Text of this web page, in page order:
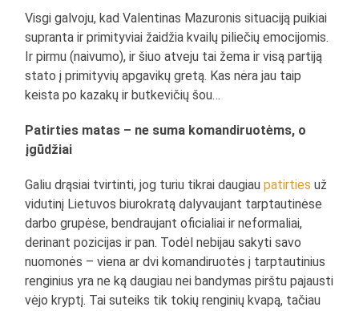
Visgi galvoju, kad Valentinas Mazuronis situaciją puikiai
supranta ir primityviai žaidžia kvailų piliečių emocijomis.
Ir pirmu (naivumo), ir šiuo atveju tai žema ir visą partiją
stato į primityvių apgavikų gretą. Kas nėra jau taip
keista po kazakų ir butkevičių šou…
Patirties matas – ne suma komandiruotėms, o
įgūdžiai
Galiu drąsiai tvirtinti, jog turiu tikrai daugiaupatirties už
vidutinį Lietuvos biurokratą dalyvaujant tarptautinėse
darbo grupėse, bendraujant oficialiai ir neformaliai,
derinant pozicijas ir pan. Todėl nebijau sakyti savo
nuomonės – viena ar dvi komandiruotės į tarptautinius
renginius yra ne ką daugiau nei bandymas pirštu pajausti
vėjo kryptį. Tai suteiks tik tokių renginių kvapą, tačiau